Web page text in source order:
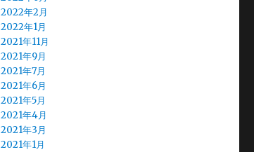
2022年2月
2022年1月
2021年11月
2021年9月
2021年7月
2021年6月
2021年5月
2021年4月
2021年3月
2021年1月